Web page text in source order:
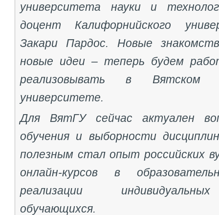
университета науки и
доцент Калифорнийского
Закари Пардос. Новые
новые идеи – теперь будем
реализовывать в Вятском
университете.
Для ВятГУ сейчас актуален
обучения и выборности
полезным стал опыт российских
онлайн-курсов в
реализации
обучающихся.